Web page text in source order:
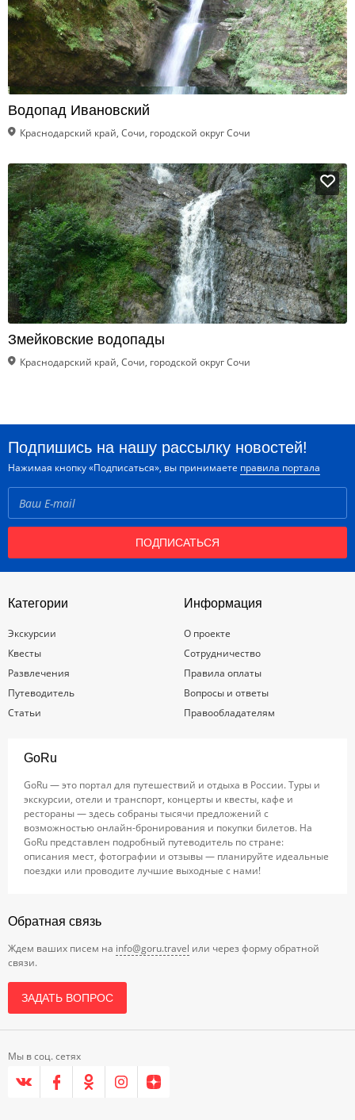
Водопад Ивановский
Краснодарский край, Сочи, городской округ Сочи
Змейковские водопады
Краснодарский край, Сочи, городской округ Сочи
Подпишись на нашу рассылку новостей!
Нажимая кнопку «Подписаться», вы принимаете правила портала
ПОДПИСАТЬСЯ
Категории
Экскурсии
Квесты
Развлечения
Путеводитель
Статьи
Информация
О проекте
Сотрудничество
Правила оплаты
Вопросы и ответы
Правообладателям
GoRu
GoRu — это портал для путешествий и отдыха в России. Туры и
экскурсии, отели и транспорт, концерты и квесты, кафе и
рестораны — здесь собраны тысячи предложений с
возможностью онлайн-бронирования и покупки билетов. На
GoRu представлен подробный путеводитель по стране:
описания мест, фотографии и отзывы — планируйте идеальные
поездки или проводите лучшие выходные с нами!
Обратная связь
Ждем ваших писем на info@goru.travel или через форму обратной
связи.
ЗАДАТЬ ВОПРОС
Мы в соц. сетях